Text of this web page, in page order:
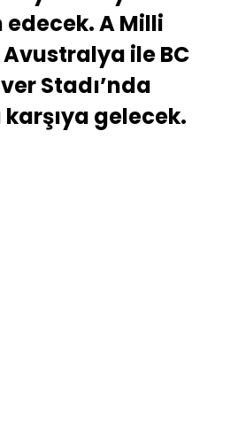
A Milli
Avustralya ile BC
Stadı’nda
karşıya gelecek.